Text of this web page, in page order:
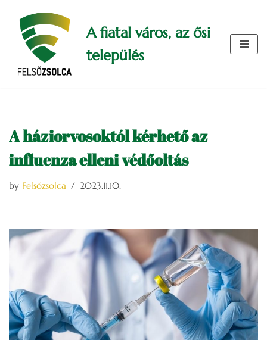
Skip
content
A fiatal város, az ősi
település
A háziorvosoktól kérhető az
influenza elleni védőoltás
by Felsőzsolca 2023.11.10.